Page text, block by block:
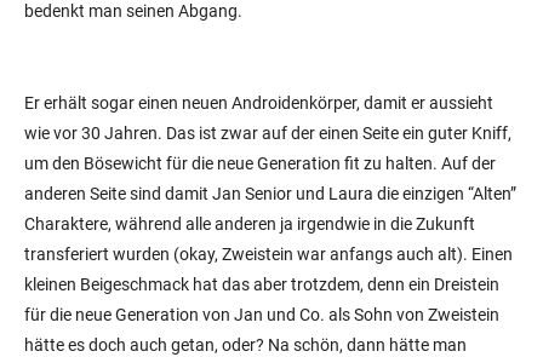
bedenkt man seinen Abgang.
Er erhält sogar einen neuen Androidenkörper, damit er aussieht
wie vor 30 Jahren. Das ist zwar auf der einen Seite ein guter Kniff,
um den Bösewicht für die neue Generation fit zu halten. Auf der
anderen Seite sind damit Jan Senior und Laura die einzigen “Alten”
Charaktere, während alle anderen ja irgendwie in die Zukunft
transferiert wurden (okay, Zweistein war anfangs auch alt). Einen
kleinen Beigeschmack hat das aber trotzdem, denn ein Dreistein
für die neue Generation von Jan und Co. als Sohn von Zweistein
hätte es doch auch getan, oder? Na schön, dann hätte man